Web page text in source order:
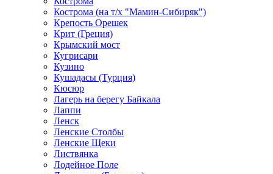
Кострома (на т/х "Мамин-Сибиряк")
Крепость Орешек
Крит (Греция)
Крымский мост
Кугрисари
Кузино
Кушадасы (Турция)
Кюсюр
Лагерь на берегу Байкала
Лаппи
Ленск
Ленские Столбы
Ленские Щеки
Листвянка
Лодейное Поле